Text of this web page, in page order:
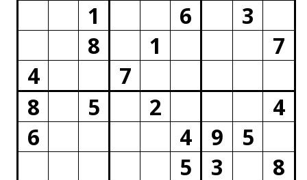
1
6
3
8
1
7
4
7
8
5 2
4
6
4 9
5
5
3 8